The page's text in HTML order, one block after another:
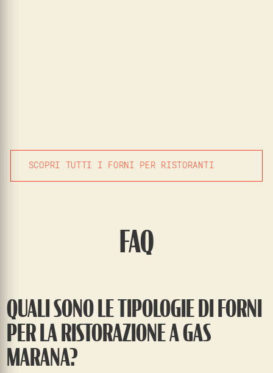
SCOPRI TUTTI I FORNI PER RISTORANTI
FAQ
QUALI SONO LE TIPOLOGIE DI FORNI
PER LA RISTORAZIONE A GAS
MARANA?